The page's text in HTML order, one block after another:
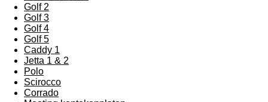
Golf 2
Golf 3
Golf 4
Golf 5
Caddy 1
Jetta 1 & 2
Polo
Scirocco
Corrado